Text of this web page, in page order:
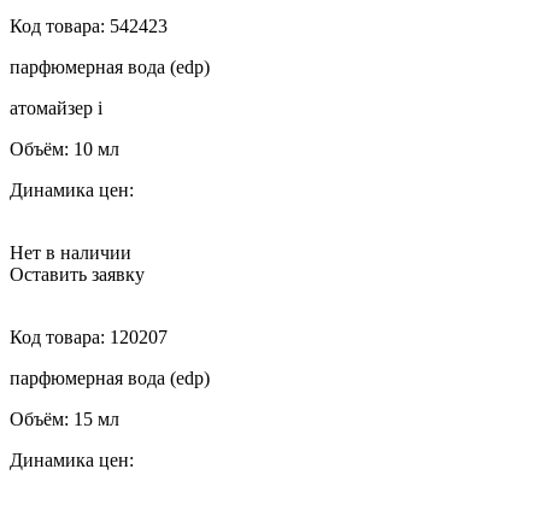
Код товара: 542423
парфюмерная вода (edp)
атомайзер i
Объём: 10 мл
Динамика цен:
Нет в наличии
Оставить заявку
Код товара: 120207
парфюмерная вода (edp)
Объём: 15 мл
Динамика цен: